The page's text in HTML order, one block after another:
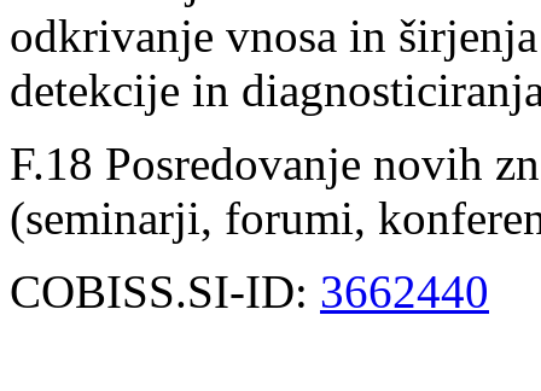
odkrivanje vnosa in
detekcije in
F.18 Posredovanje novih
(seminarji, forumi,
COBISS.SI-ID: 3662440